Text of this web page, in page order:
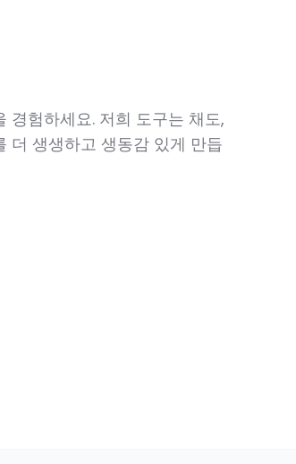
경험하세요. 저희 도구는 채도,
더 생생하고 생동감 있게 만듭